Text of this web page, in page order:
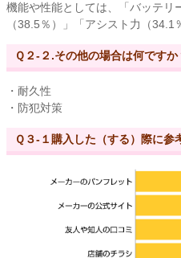
機能や性能としては、「バッテリ
（38.5％）」「アシスト力（34.1
Ｑ２-２.その他の場合は何ですか
・耐久性
・防犯対策
Ｑ３-１購入した（する）際に参